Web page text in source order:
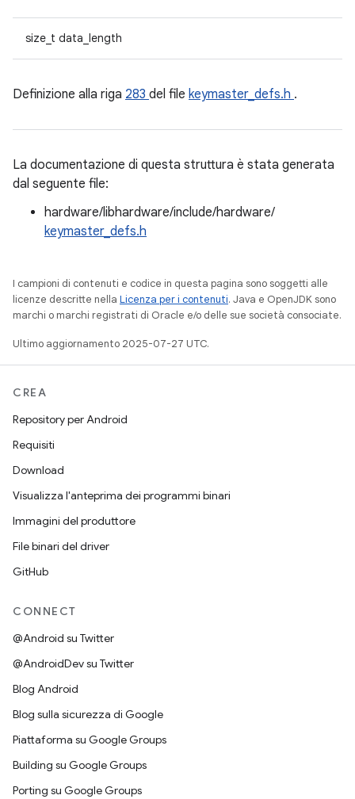
size_t data_length
Definizione alla riga 283 del file keymaster_defs.h .
La documentazione di questa struttura è stata generata
dal seguente file:
hardware/libhardware/include/hardware/
keymaster_defs.h
I campioni di contenuti e codice in questa pagina sono soggetti alle
licenze descritte nella Licenza per i contenuti. Java e OpenJDK sono
marchi o marchi registrati di Oracle e/o delle sue società consociate.
Ultimo aggiornamento 2025-07-27 UTC.
CREA
Repository per Android
Requisiti
Download
Visualizza l'anteprima dei programmi binari
Immagini del produttore
File binari del driver
GitHub
CONNECT
@Android su Twitter
@AndroidDev su Twitter
Blog Android
Blog sulla sicurezza di Google
Piattaforma su Google Groups
Building su Google Groups
Porting su Google Groups